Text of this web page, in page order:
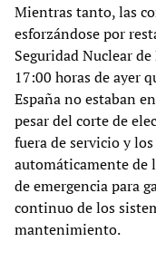
Mientras tanto, las
esforzándose por
Seguridad Nuclear
17:00 horas de ayer
España no estaban
pesar del corte de
fuera de servicio y
automáticamente de
de emergencia para
continuo de los
mantenimiento.